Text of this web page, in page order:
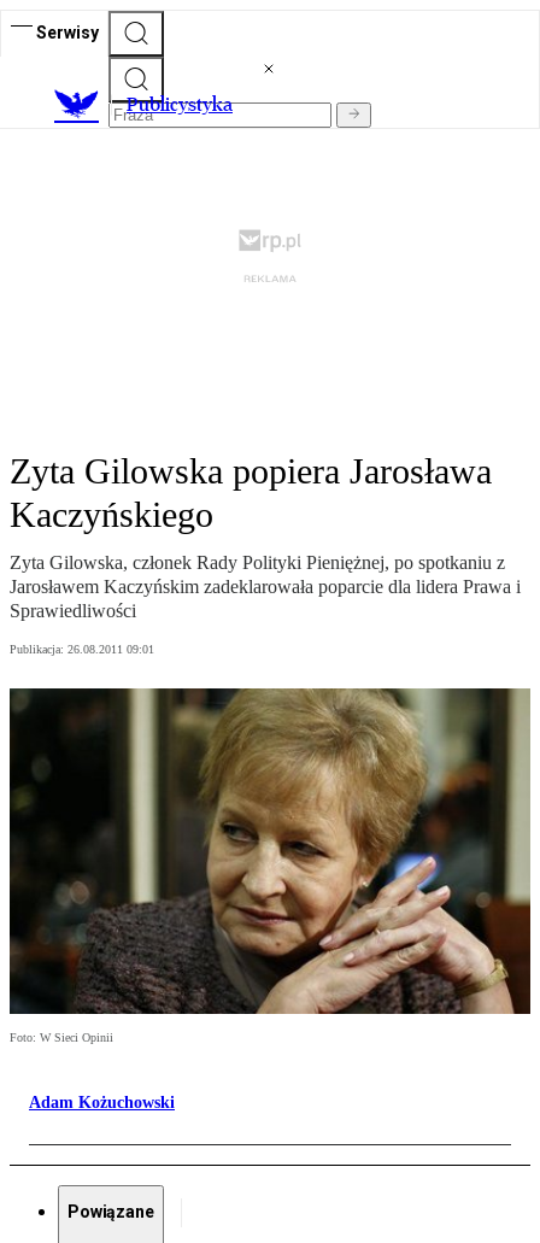
Serwisy
Publicystyka
Zyta Gilowska popiera Jarosława
Kaczyńskiego
Zyta Gilowska, członek Rady Polityki Pieniężnej, po spotkaniu z
Jarosławem Kaczyńskim zadeklarowała poparcie dla lidera Prawa i
Sprawiedliwości
Publikacja: 26.08.2011 09:01
Foto: W Sieci Opinii
Adam Kożuchowski
Powiązane